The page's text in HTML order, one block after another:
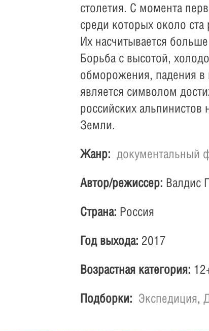
столетия. С момента
среди которых около
Их насчитывается
Борьба с высотой,
обморожения, падения в
является символом
российских
Земли.
Жанр: документальный
Автор/режиссер: Валдис
Страна: Россия
Год выхода: 2017
Возрастная категория:
Подборки: Экспедиция,